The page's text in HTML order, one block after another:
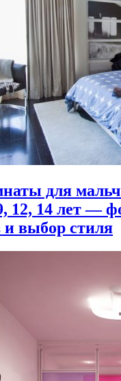
для
12, 14 лет —
и выбор стиля